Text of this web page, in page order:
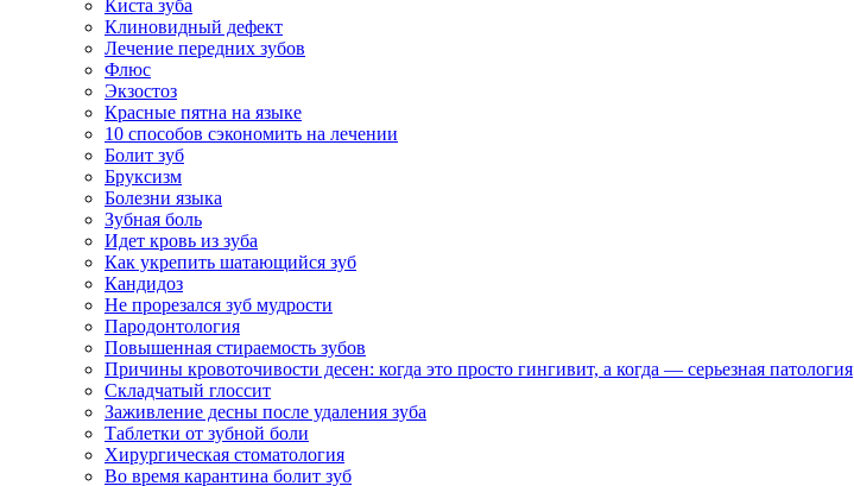
Киста зуба
Клиновидный дефект
Лечение передних зубов
Флюс
Экзостоз
Красные пятна на языке
10 способов сэкономить на лечении
Болит зуб
Бруксизм
Болезни языка
Зубная боль
Идет кровь из зуба
Как укрепить шатающийся зуб
Кандидоз
Не прорезался зуб мудрости
Пародонтология
Повышенная стираемость зубов
Причины кровоточивости десен: когда это просто гингивит, а когда — серьезная патология
Складчатый глоссит
Заживление десны после удаления зуба
Таблетки от зубной боли
Хирургическая стоматология
Во время карантина болит зуб